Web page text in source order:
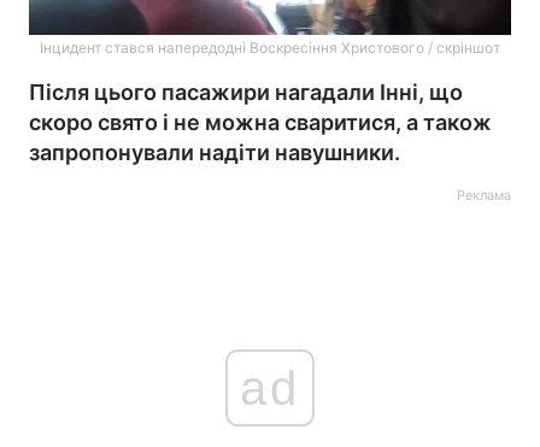
Інцидент стався напередодні Воскресіння Христового / скріншот
Після цього пасажири нагадали Інні, що
скоро свято і не можна сваритися, а також
запропонували надіти навушники.
Реклама
ad